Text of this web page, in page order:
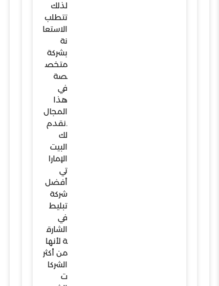
لذلك
تتطلب
الاستعا
نة
بشركة
متخص
صة
في
هذا
المجال
.نقدم
لك
البيت
الإمارا
تي
أفضل
شركة
تبليط
في
الشارق
ة لأنها
من أكثر
الشركا
ت